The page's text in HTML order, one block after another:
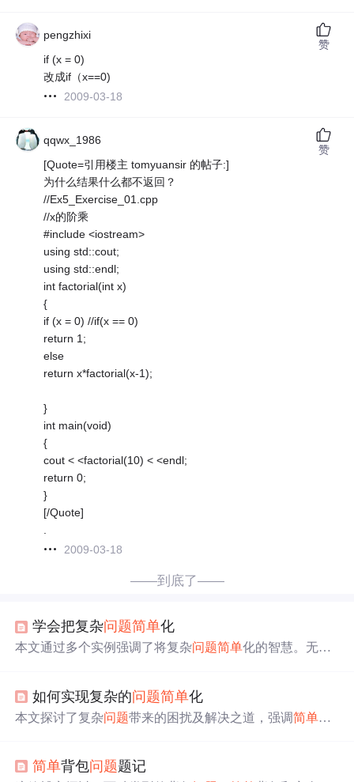
pengzhixi
if (x = 0)
改成if（x==0)
2009-03-18
赞
qqwx_1986
[Quote=引用楼主 tomyuansir 的帖子:]
为什么结果什么都不返回？
//Ex5_Exercise_01.cpp
//x的阶乘
#include <iostream>
using std::cout;
using std::endl;
int factorial(int x)
{
if (x = 0) //if(x == 0)
return 1;
else
return x*factorial(x-1);
}
int main(void)
{
cout < <factorial(10) < <endl;
return 0;
}
[/Quote]
2009-03-18
赞
——到底了——
学会把复杂问题简单化
本文通过多个实例强调了将复杂问题简单化的智慧。无论
章提倡在面对问题时，寻找最合适的解决之道，避免过度
复杂化，从而提高效率和成功率。
如何实现复杂的问题简单化
本文探讨了复杂问题带来的困扰及解决之道，强调简单化
方法，助力读者学会在纷繁世界中寻找简洁之道。
简单背包问题题记